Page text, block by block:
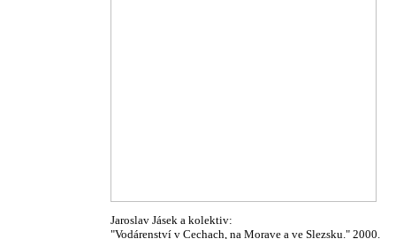
Jaroslav Jásek a kolektiv:
"Vodárenství v Cechach, na Morave a ve Slezsku." 2000.